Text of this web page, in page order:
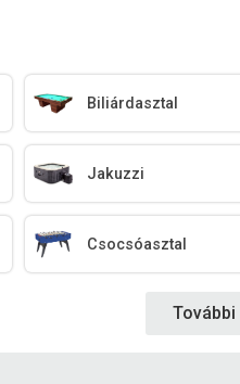
Biliárdasztal
Jakuzzi
Csocsóasztal